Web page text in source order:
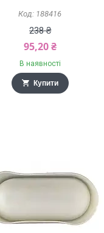
188416
238 ₴
95,20 ₴
В наявності
Купити